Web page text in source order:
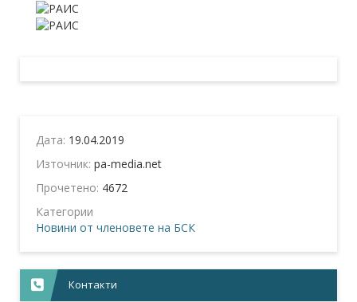
Дата: 19.04.2019
Източник: pa-media.net
Прочетено: 4672
Категории
Новини от членовете на БСК
Контакти